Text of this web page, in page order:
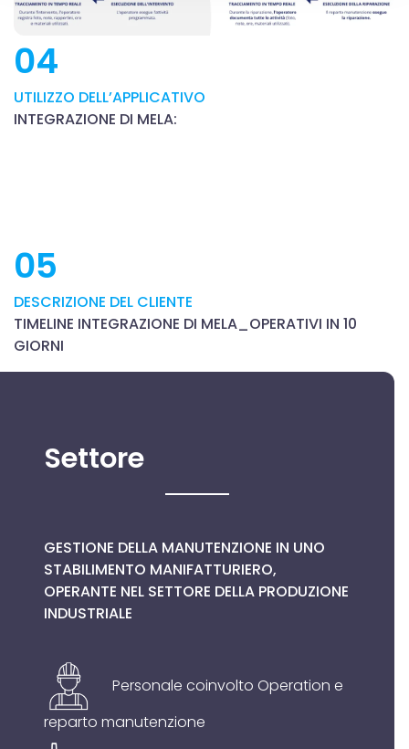
dalla Dichiarazione sui cookie.
Utilizziamo i cookie per personalizzare contenuti ed
04
UTILIZZO DELL’APPLICATIVO
INTEGRAZIONE DI MELA:
05
DESCRIZIONE DEL CLIENTE
TIMELINE INTEGRAZIONE DI MELA_OPERATIVI IN 10
GIORNI
Settore
GESTIONE DELLA MANUTENZIONE IN UNO
STABILIMENTO MANIFATTURIERO,
OPERANTE NEL SETTORE DELLA PRODUZIONE
INDUSTRIALE
Personale coinvolto Operation e
reparto manutenzione